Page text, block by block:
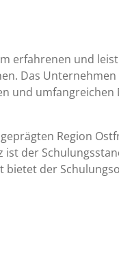
erfahrenen und
Das
und
Region
ist der
bietet der